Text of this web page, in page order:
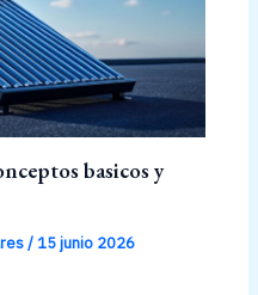
basicos y
/ 15 junio 2026